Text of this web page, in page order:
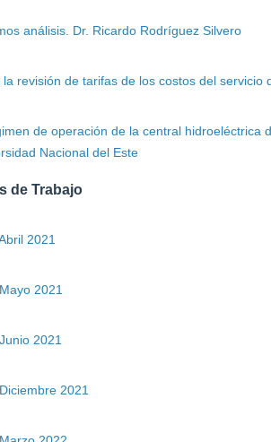
análisis. Dr. Ricardo Rodríguez Silvero
revisión de tarifas de los costos del servicio
de operación de la central hidroeléctrica
Nacional del Este
de Trabajo
2021
2021
2021
2021